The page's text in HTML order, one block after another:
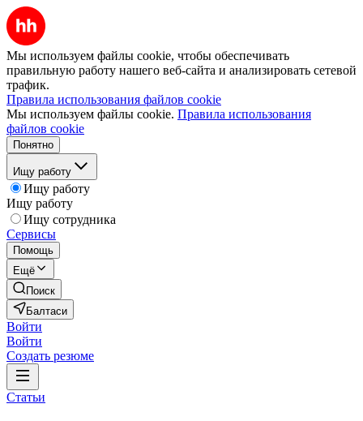
Мы используем файлы cookie, чтобы обеспечивать
правильную работу нашего веб-сайта и анализировать сетевой
трафик.
Правила использования файлов cookie
Мы используем файлы cookie. Правила использования
файлов cookie
Понятно
Ищу работу
Ищу работу
Ищу работу
Ищу сотрудника
Сервисы
Помощь
Ещё
Поиск
Балтаси
Войти
Войти
Создать резюме
Статьи